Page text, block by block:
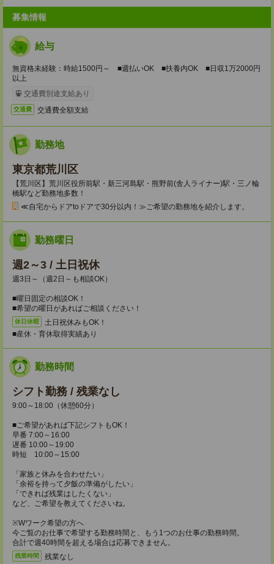
募集情報
給与
無資格未経験：時給1500円～ ■週払いOK ■扶養内OK ■日収1万2000円
以上
交通費別途支給あり
交通費 交通費全額支給
勤務地
東京都荒川区
【荒川区】荒川区役所前駅・新三河島駅・熊野前(舎人ライナー)駅・三ノ輪
橋駅など勤務地多数！
≪自宅からドアtoドアで30分以内！≫ご希望の勤務地を紹介します。
勤務曜日
週2～3 / 土日祝休
週3日～（週2日～も相談OK）
■曜日固定の相談OK！
■希望の曜日があればご相談ください！
休日休暇
土日祝休みもOK！
■産休・育休取得実績あり
勤務時間
シフト勤務 / 残業なし
9:00～18:00（休憩60分）
■ご希望があれば下記シフトもOK！
早番 7:00～16:00
遅番 10:00～19:00
時短 10:00～15:00
「家族と休みを合わせたい」
「余裕を持って夕飯の準備がしたい」
「できれば残業はしたくない」
など、ご希望を教えてくださいね。
※Wワーク希望の方へ
今ご覧のお仕事で希望する勤務時間と、もう1つのお仕事の勤務時間。
合計で週40時間を超える場合は応募できません。
残業時間 残業なし